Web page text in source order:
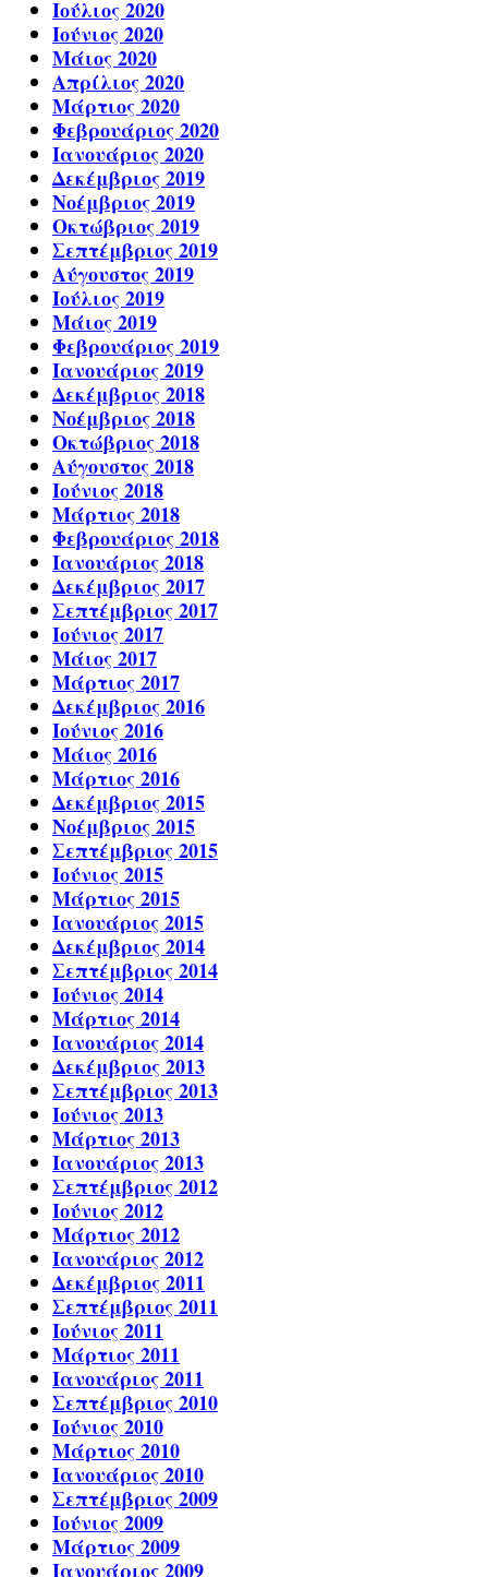
Ιούλιος 2020
Ιούνιος 2020
Μάιος 2020
Απρίλιος 2020
Μάρτιος 2020
Φεβρουάριος 2020
Ιανουάριος 2020
Δεκέμβριος 2019
Νοέμβριος 2019
Οκτώβριος 2019
Σεπτέμβριος 2019
Αύγουστος 2019
Ιούλιος 2019
Μάιος 2019
Φεβρουάριος 2019
Ιανουάριος 2019
Δεκέμβριος 2018
Νοέμβριος 2018
Οκτώβριος 2018
Αύγουστος 2018
Ιούνιος 2018
Μάρτιος 2018
Φεβρουάριος 2018
Ιανουάριος 2018
Δεκέμβριος 2017
Σεπτέμβριος 2017
Ιούνιος 2017
Μάιος 2017
Μάρτιος 2017
Δεκέμβριος 2016
Ιούνιος 2016
Μάιος 2016
Μάρτιος 2016
Δεκέμβριος 2015
Νοέμβριος 2015
Σεπτέμβριος 2015
Ιούνιος 2015
Μάρτιος 2015
Ιανουάριος 2015
Δεκέμβριος 2014
Σεπτέμβριος 2014
Ιούνιος 2014
Μάρτιος 2014
Ιανουάριος 2014
Δεκέμβριος 2013
Σεπτέμβριος 2013
Ιούνιος 2013
Μάρτιος 2013
Ιανουάριος 2013
Σεπτέμβριος 2012
Ιούνιος 2012
Μάρτιος 2012
Ιανουάριος 2012
Δεκέμβριος 2011
Σεπτέμβριος 2011
Ιούνιος 2011
Μάρτιος 2011
Ιανουάριος 2011
Σεπτέμβριος 2010
Ιούνιος 2010
Μάρτιος 2010
Ιανουάριος 2010
Σεπτέμβριος 2009
Ιούνιος 2009
Μάρτιος 2009
Ιανουάριος 2009